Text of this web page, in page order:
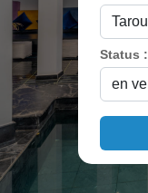
Status :